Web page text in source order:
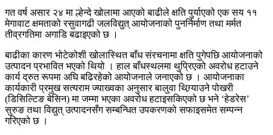
गत वर्ष असार २४ मा ल्हेन्दे खोलामा आएको बाढीले क्षति पुर्याएको एक सय ११
मेगावाट क्षमताको रसुवागढी जलविद्युत् आयोजनाको पुनर्निर्माण तथा मर्मत
तीव्रगतिमा अगाडि बढाइएको छ ।
बाढीका कारण भोटेकोशी खोलास्थित बाँध संरचनामा क्षति पुगेपछि आयोजनाको
उत्पादन प्रभावित भएको थियो । हाल बाँधस्थलमा थुप्रिएको अवरोध हटाउने
कार्य द्रुत रूपमा अघि बढिरहेको आयोजनाले जनाएको छ । आयोजनाका
कार्यकारी प्रमुख सत्यराम ज्याख्वका अनुसार बालुवा थिग्र्याउने पोखरी
(डिसिल्टिङ बेसिन) मा जम्मा भएका अवरोध हटाइसकिएको छ भने ‘हेडरेस’
सुरुङ तथा विद्युत् उत्पादनसँग सम्बन्धित उपकरणको सफाइसमेत सम्पन्न
गरिएको छ ।